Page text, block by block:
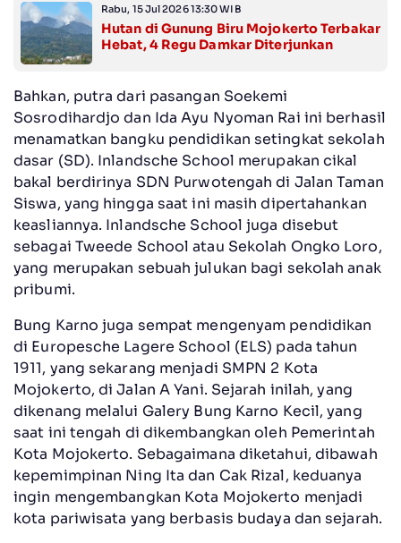
Rabu, 15 Jul 2026 13:30 WIB
Hutan di Gunung Biru Mojokerto Terbakar
Hebat, 4 Regu Damkar Diterjunkan
Bahkan, putra dari pasangan Soekemi
Sosrodihardjo dan Ida Ayu Nyoman Rai ini berhasil
menamatkan bangku pendidikan setingkat sekolah
dasar (SD). Inlandsche School merupakan cikal
bakal berdirinya SDN Purwotengah di Jalan Taman
Siswa, yang hingga saat ini masih dipertahankan
keasliannya. Inlandsche School juga disebut
sebagai Tweede School atau Sekolah Ongko Loro,
yang merupakan sebuah julukan bagi sekolah anak
pribumi.
Bung Karno juga sempat mengenyam pendidikan
di Europesche Lagere School (ELS) pada tahun
1911, yang sekarang menjadi SMPN 2 Kota
Mojokerto, di Jalan A Yani. Sejarah inilah, yang
dikenang melalui Galery Bung Karno Kecil, yang
saat ini tengah di dikembangkan oleh Pemerintah
Kota Mojokerto. Sebagaimana diketahui, dibawah
kepemimpinan Ning Ita dan Cak Rizal, keduanya
ingin mengembangkan Kota Mojokerto menjadi
kota pariwisata yang berbasis budaya dan sejarah.